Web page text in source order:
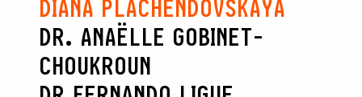
DIANA PLACHENDOVSKAYA
DR. ANAËLLE GOBINET-
CHOUKROUN